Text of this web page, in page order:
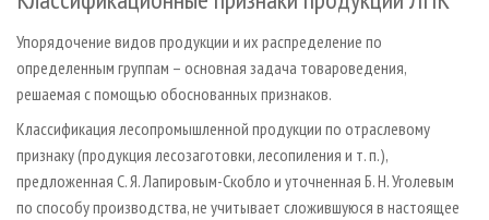
Упорядочение видов продукции и их распределение по
определенным группам – основная задача товароведения,
решаемая с помощью обоснованных признаков.
Классификация лесопромышленной продукции по отраслевому
признаку (продукция лесозаготовки, лесопиления и т. п.),
предложенная С. Я. Лапировым-Скобло и уточненная Б. Н. Уголевым
по способу производства, не учитывает сложившуюся в настоящее